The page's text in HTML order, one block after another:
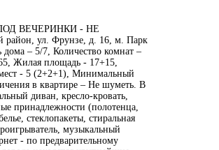
ВЕЧЕРИНКИ - НЕ
ул. Фрунзе, д. 16, м. Парк
– 5/7, Количество комнат –
Жилая площадь - 17+15,
- 5 (2+2+1), Минимальный
в квартире – Не шуметь. В
диван, кресло-кровать,
принадлежности (полотенца,
стеклопакеты, стиральная
музыкальный
- по предварительному